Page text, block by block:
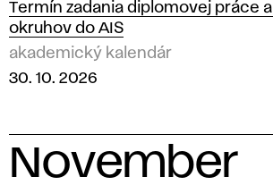
Termín zadania diplomovej práce
okruhov do AIS
akademický kalendár
30. 10. 2026
November